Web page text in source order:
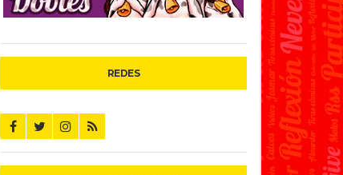
REDES